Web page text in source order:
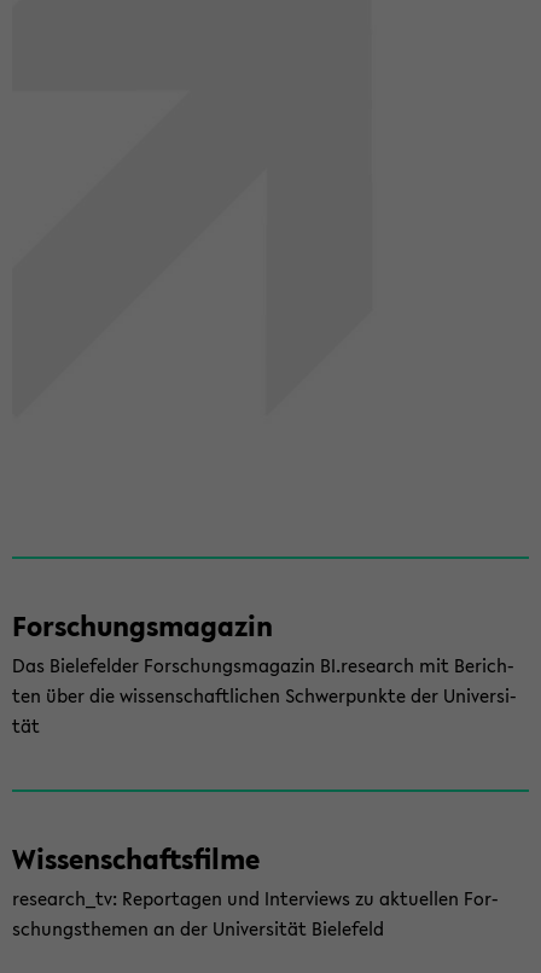
For­schungs­ma­ga­zin
Das Bie­le­fel­der For­schungs­ma­ga­zin BI.re­se­arch mit Be­rich­
ten über die wis­sen­schaft­li­chen Schwer­punk­te der Uni­ver­si­
tät
Wis­sen­schafts­fil­me
re­se­arch_tv: Re­por­ta­gen und In­ter­views zu ak­tu­el­len For­
schungs­the­men an der Uni­ver­si­tät Bie­le­feld